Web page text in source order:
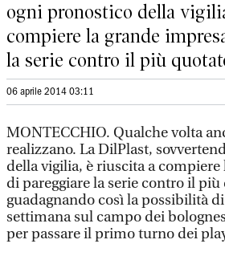
ogni pronostico della
compiere la grande
la serie contro il più
06 aprile 2014 03:11
MONTECCHIO. Qualche volta
realizzano. La DilPlast,
della vigilia, è riuscita a compiere
di pareggiare la serie contro il
guadagnando così la possibilità
settimana sul campo dei
per passare il primo turno dei